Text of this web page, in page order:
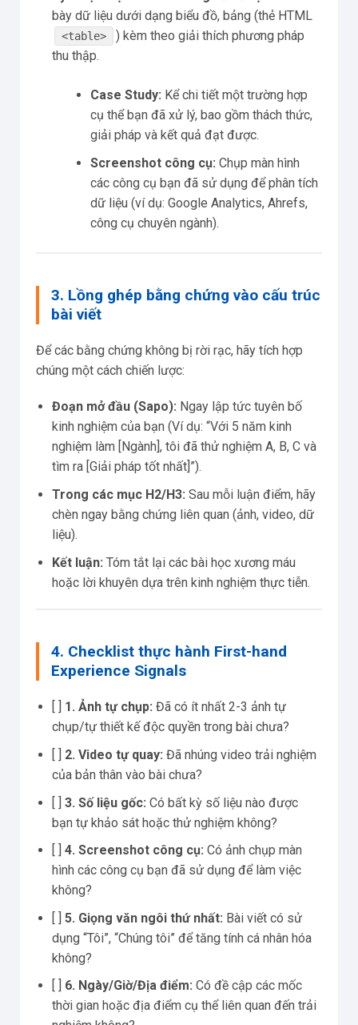
bày dữ liệu dưới dạng biểu đồ, bảng (thẻ HTML
<table>
) kèm theo giải thích phương pháp
thu thập.
Case Study: Kể chi tiết một trường hợp
cụ thể bạn đã xử lý, bao gồm thách thức,
giải pháp và kết quả đạt được.
Screenshot công cụ: Chụp màn hình
các công cụ bạn đã sử dụng để phân tích
dữ liệu (ví dụ: Google Analytics, Ahrefs,
công cụ chuyên ngành).
3. Lồng ghép bằng chứng vào cấu trúc
bài viết
Để các bằng chứng không bị rời rạc, hãy tích hợp
chúng một cách chiến lược:
Đoạn mở đầu (Sapo): Ngay lập tức tuyên bố
kinh nghiệm của bạn (Ví dụ: “Với 5 năm kinh
nghiệm làm [Ngành], tôi đã thử nghiệm A, B, C và
tìm ra [Giải pháp tốt nhất]”).
Trong các mục H2/H3: Sau mỗi luận điểm, hãy
chèn ngay bằng chứng liên quan (ảnh, video, dữ
liệu).
Kết luận: Tóm tắt lại các bài học xương máu
hoặc lời khuyên dựa trên kinh nghiệm thực tiễn.
4. Checklist thực hành First-hand
Experience Signals
1. Ảnh tự chụp: Đã có ít nhất 2-3 ảnh tự
chụp/tự thiết kế độc quyền trong bài chưa?
[ ] 2. Video tự quay: Đã nhúng video trải nghiệm
của bản thân vào bài chưa?
[ ] 3. Số liệu gốc: Có bất kỳ số liệu nào được
bạn tự khảo sát hoặc thử nghiệm không?
[ ] 4. Screenshot công cụ: Có ảnh chụp màn
hình các công cụ bạn đã sử dụng để làm việc
không?
[ ] 5. Giọng văn ngôi thứ nhất: Bài viết có sử
dụng “Tôi”, “Chúng tôi” để tăng tính cá nhân hóa
không?
6. Ngày/Giờ/Địa điểm: Có đề cập các mốc
thời gian hoặc địa điểm cụ thể liên quan đến trải